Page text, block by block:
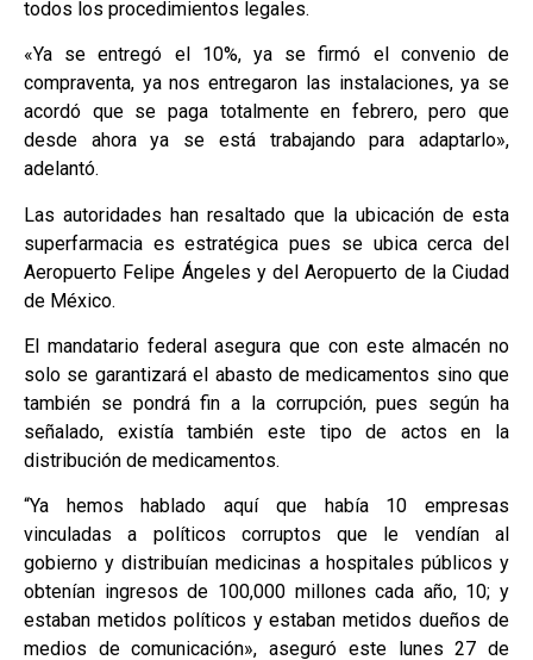
todos los procedimientos legales.
«Ya se entregó el 10%, ya se firmó el convenio de
compraventa, ya nos entregaron las instalaciones, ya se
acordó que se paga totalmente en febrero, pero que
desde ahora ya se está trabajando para adaptarlo»,
adelantó.
Las autoridades han resaltado que la ubicación de esta
superfarmacia es estratégica pues se ubica cerca del
Aeropuerto Felipe Ángeles y del Aeropuerto de la Ciudad
de México.
El mandatario federal asegura que con este almacén no
solo se garantizará el abasto de medicamentos sino que
también se pondrá fin a la corrupción, pues según ha
señalado, existía también este tipo de actos en la
distribución de medicamentos.
“Ya hemos hablado aquí que había 10 empresas
vinculadas a políticos corruptos que le vendían al
gobierno y distribuían medicinas a hospitales públicos y
obtenían ingresos de 100,000 millones cada año, 10; y
estaban metidos políticos y estaban metidos dueños de
medios de comunicación», aseguró este lunes 27 de